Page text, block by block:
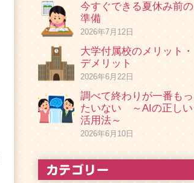
今すぐできる夏休み前の
準備
2026年7月12日
大学付属校のメリット・
デメリット
2026年6月22日
調べて終わりが一番もっ
たいない ～AIの正しい
活用法～
2026年6月10日